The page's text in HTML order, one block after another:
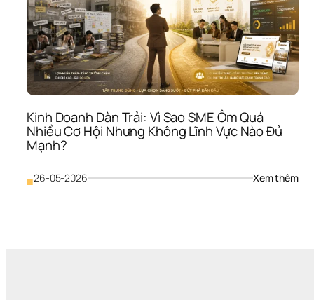
Kinh Doanh Dàn Trải: Vì Sao SME Ôm Quá
Nhiều Cơ Hội Nhưng Không Lĩnh Vực Nào Đủ
Mạnh?
■26-05-2026 Xem thêm: